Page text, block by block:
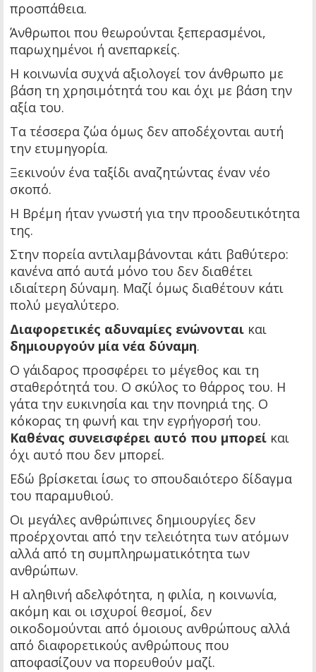
προσπάθεια.
Άνθρωποι που θεωρούνται ξεπερασμένοι,
παρωχημένοι ή ανεπαρκείς.
Η κοινωνία συχνά αξιολογεί τον άνθρωπο με
βάση τη χρησιμότητά του και όχι με βάση την
αξία του.
Τα τέσσερα ζώα όμως δεν αποδέχονται αυτή
την ετυμηγορία.
Ξεκινούν ένα ταξίδι αναζητώντας έναν νέο
σκοπό.
Η Βρέμη ήταν γνωστή για την προοδευτικότητα
της.
Στην πορεία αντιλαμβάνονται κάτι βαθύτερο:
κανένα από αυτά μόνο του δεν διαθέτει
ιδιαίτερη δύναμη. Μαζί όμως διαθέτουν κάτι
πολύ μεγαλύτερο.
Διαφορετικές αδυναμίες ενώνονται και
δημιουργούν μία νέα δύναμη.
Ο γάιδαρος προσφέρει το μέγεθος και τη
σταθερότητά του. Ο σκύλος το θάρρος του. Η
γάτα την ευκινησία και την πονηριά της. Ο
κόκορας τη φωνή και την εγρήγορσή του.
Καθένας συνεισφέρει αυτό που μπορεί και
όχι αυτό που δεν μπορεί.
Εδώ βρίσκεται ίσως το σπουδαιότερο δίδαγμα
του παραμυθιού.
Οι μεγάλες ανθρώπινες δημιουργίες δεν
προέρχονται από την τελειότητα των ατόμων
αλλά από τη συμπληρωματικότητα των
ανθρώπων.
Η αληθινή αδελφότητα, η φιλία, η κοινωνία,
ακόμη και οι ισχυροί θεσμοί, δεν
οικοδομούνται από όμοιους ανθρώπους αλλά
από διαφορετικούς ανθρώπους που
αποφασίζουν να πορευθούν μαζί.